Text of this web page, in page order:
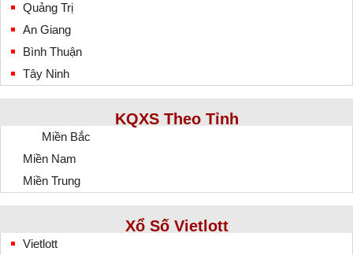
Quảng Trị
An Giang
Bình Thuận
Tây Ninh
KQXS Theo Tỉnh
Miền Bắc
Miền Nam
Miền Trung
Xổ Số Vietlott
Vietlott